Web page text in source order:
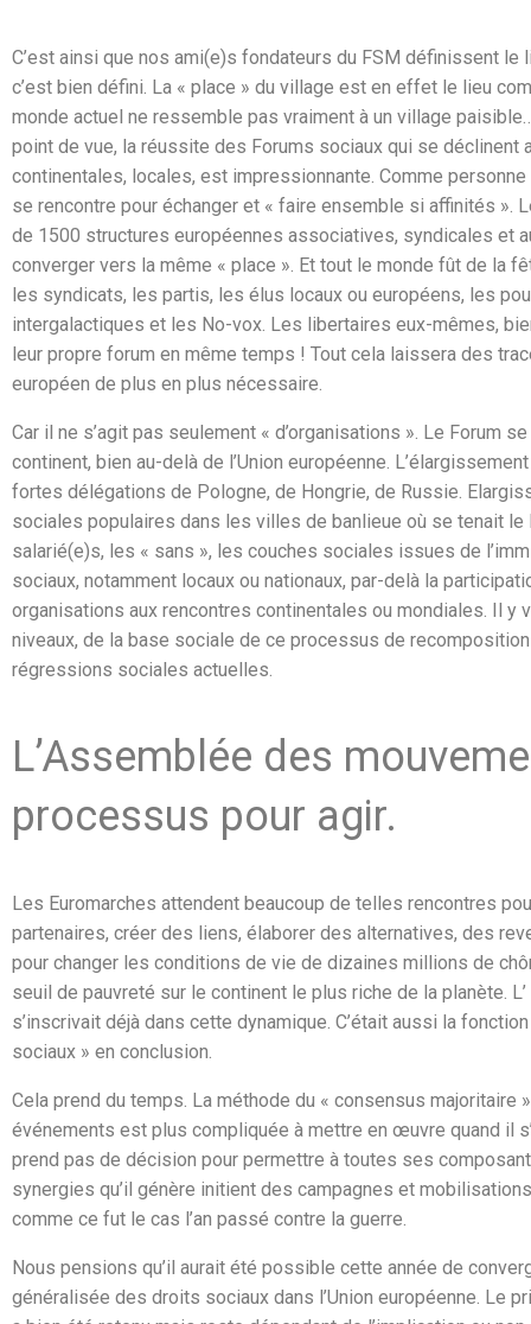
C’est ainsi que nos ami(e)s fondateurs du FSM définissent le
c’est bien défini. La « place » du village est en effet le lieu
monde actuel ne ressemble pas vraiment à un village
point de vue, la réussite des Forums sociaux qui se déclinent
continentales, locales, est impressionnante. Comme
se rencontre pour échanger et « faire ensemble si affinités ».
de 1500 structures européennes associatives, syndicales et
converger vers la même « place ». Et tout le monde fût de la
les syndicats, les partis, les élus locaux ou européens, les
intergalactiques et les No-vox. Les libertaires eux-mêmes,
leur propre forum en même temps ! Tout cela laissera des
européen de plus en plus nécessaire.
Car il ne s’agit pas seulement « d’organisations ». Le Forum
continent, bien au-delà de l’Union européenne.
fortes délégations de Pologne, de Hongrie, de Russie.
sociales populaires dans les villes de banlieue où se tenait le
salarié(e)s, les « sans », les couches sociales issues de
sociaux, notamment locaux ou nationaux, par-delà la
organisations aux rencontres continentales ou mondiales. Il
niveaux, de la base sociale de ce processus de
régressions sociales actuelles.
L’Assemblée des
processus pour agir.
Les Euromarches attendent beaucoup de telles rencontres
partenaires, créer des liens, élaborer des alternatives, des
pour changer les conditions de vie de dizaines millions de
seuil de pauvreté sur le continent le plus riche de la planète.
s’inscrivait déjà dans cette dynamique. C’était aussi la
sociaux » en conclusion.
Cela prend du temps. La méthode du « consensus majoritaire
événements est plus compliquée à mettre en œuvre quand il
prend pas de décision pour permettre à toutes ses
synergies qu’il génère initient des campagnes et
comme ce fut le cas l’an passé contre la guerre.
Nous pensions qu’il aurait été possible cette année de
généralisée des droits sociaux dans l’Union européenne. Le